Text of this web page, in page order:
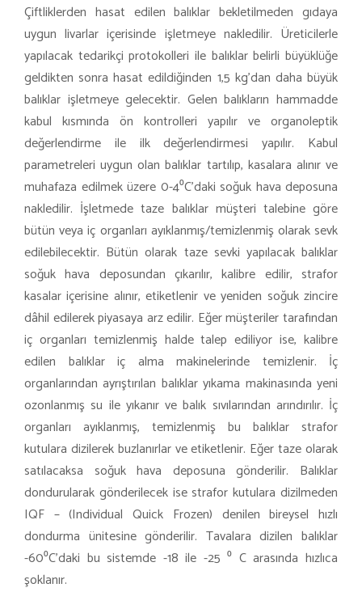
Çiftliklerden hasat edilen balıklar bekletilmeden gıdaya
uygun livarlar içerisinde işletmeye nakledilir. Üreticilerle
yapılacak tedarikçi protokolleri ile balıklar belirli büyüklüğe
geldikten sonra hasat edildiğinden 1,5 kg’dan daha büyük
balıklar işletmeye gelecektir. Gelen balıkların hammadde
kabul kısmında ön kontrolleri yapılır ve organoleptik
değerlendirme ile ilk değerlendirmesi yapılır. Kabul
parametreleri uygun olan balıklar tartılıp, kasalara alınır ve
muhafaza edilmek üzere 0-4⁰C’daki soğuk hava deposuna
nakledilir. İşletmede taze balıklar müşteri talebine göre
bütün veya iç organları ayıklanmış/temizlenmiş olarak sevk
edilebilecektir. Bütün olarak taze sevki yapılacak balıklar
soğuk hava deposundan çıkarılır, kalibre edilir, strafor
kasalar içerisine alınır, etiketlenir ve yeniden soğuk zincire
dâhil edilerek piyasaya arz edilir. Eğer müşteriler tarafından
iç organları temizlenmiş halde talep ediliyor ise, kalibre
edilen balıklar iç alma makinelerinde temizlenir. İç
organlarından ayrıştırılan balıklar yıkama makinasında yeni
ozonlanmış su ile yıkanır ve balık sıvılarından arındırılır. İç
organları ayıklanmış, temizlenmiş bu balıklar strafor
kutulara dizilerek buzlanırlar ve etiketlenir. Eğer taze olarak
satılacaksa soğuk hava deposuna gönderilir. Balıklar
dondurularak gönderilecek ise strafor kutulara dizilmeden
IQF – (Individual Quick Frozen) denilen bireysel hızlı
dondurma ünitesine gönderilir. Tavalara dizilen balıklar
-60⁰C’daki bu sistemde -18 ile -25 ⁰ C arasında hızlıca
şoklanır.